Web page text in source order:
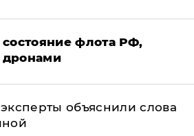
флота РФ,
дронами
объяснили слова